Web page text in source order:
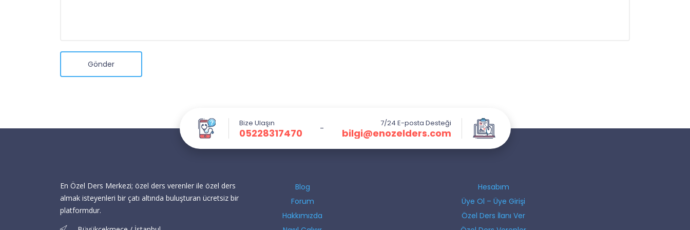
Gönder
Bize Ulaşın
05228317470
7/24 E-posta Desteği
bilgi@enozelders.com
-
En Özel Ders Merkezi; özel ders verenler ile özel ders
almak isteyenleri bir çatı altında buluşturan ücretsiz bir
platformdur.
Blog
Forum
Hakkımızda
Hesabım
Üye Ol – Üye Girişi
Özel Ders İlanı Ver